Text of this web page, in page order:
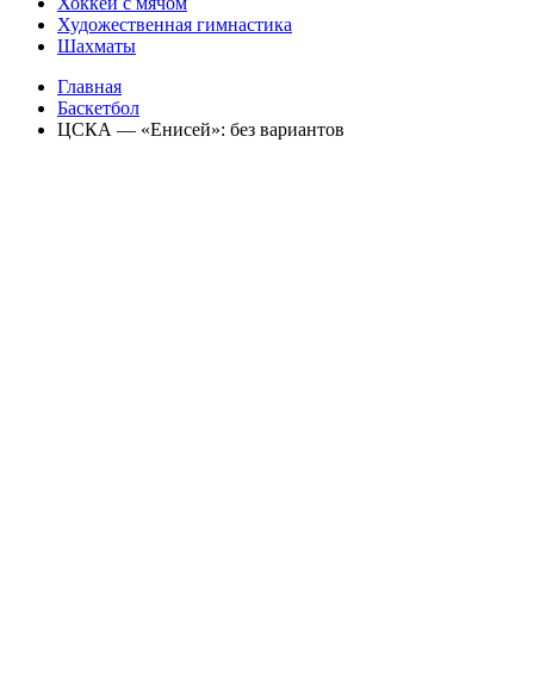
Художественная гимнастика
Шахматы
Главная
Баскетбол
ЦСКА — «Енисей»: без вариантов